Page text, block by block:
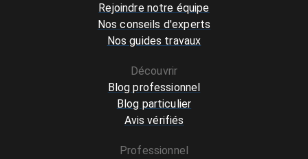
Rejoindre notre équipe
Nos conseils d'experts
Nos guides travaux
Découvrir
Blog professionnel
Blog particulier
Avis vérifiés
Professionnel